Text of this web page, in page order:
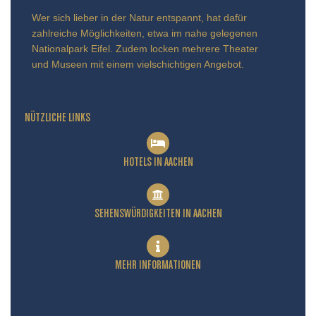
Wer sich lieber in der Natur entspannt, hat dafür
zahlreiche Möglichkeiten, etwa im nahe gelegenen
Nationalpark Eifel. Zudem locken mehrere Theater
und Museen mit einem vielschichtigen Angebot.
NÜTZLICHE LINKS
HOTELS IN AACHEN
SEHENSWÜRDIGKEITEN IN AACHEN
MEHR INFORMATIONEN